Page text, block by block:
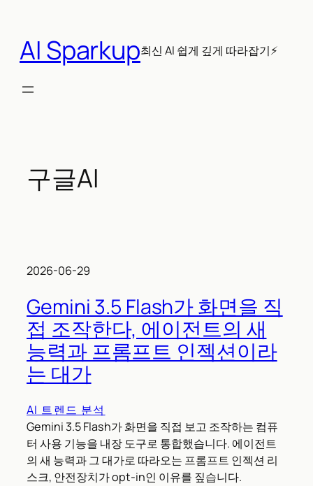
AI Sparkup최신 AI 쉽게 깊게 따라잡기⚡
구글AI
2026-06-29
Gemini 3.5 Flash가 화면을 직
접 조작한다, 에이전트의 새
능력과 프롬프트 인젝션이라
는 대가
AI 트렌드 분석
Gemini 3.5 Flash가 화면을 직접 보고 조작하는 컴퓨
터 사용 기능을 내장 도구로 통합했습니다. 에이전트
의 새 능력과 그 대가로 따라오는 프롬프트 인젝션 리
스크, 안전장치가 opt-in인 이유를 짚습니다.